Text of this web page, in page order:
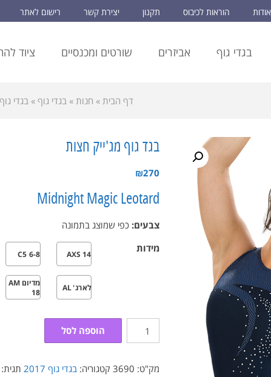
אודות הוראות לכיבוס תקנון יצירת קשר רישום לאתר
בגדי גוף אביזרים שורטים ומכנסיים ציוד
דף הבית » חנות » בגדי גוף » בגדי גוף 2017
בגד גוף מג'ייק חצות
₪270
Midnight Magic Leotard
צבעים: כפי שמוצג בתמונה
מידות
AXS 14
C5 6-8
לארג' AL
מדיום AM
18
כמות
של
גוף
הוספה לסל
מק"ט: 3690 קטגוריה: בגדי גוף 2017 תגית: